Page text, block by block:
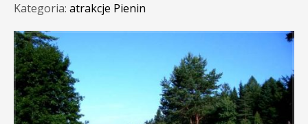
Kategoria: atrakcje Pienin